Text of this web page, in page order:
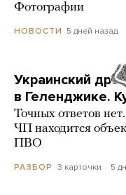
Фотографии
НОВОСТИ 5 дней назад
Украинский
в Геленджике.
Точных ответов
ЧП находится
ПВО
РАЗБОР 3 карточки 5